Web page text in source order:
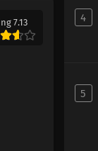
7.13 4
5